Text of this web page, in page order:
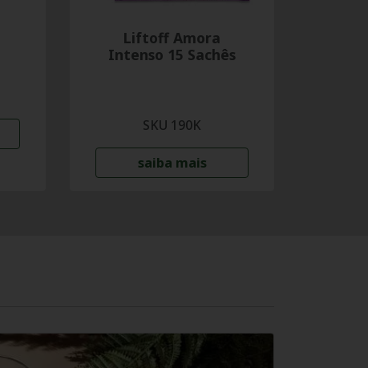
Liftoff Amora
Intenso 15 Sachês
SKU 190K
saiba mais